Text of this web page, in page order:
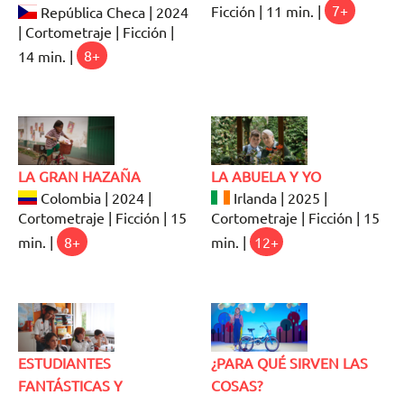
República Checa | 2024
| Cortometraje | Ficción |
14 min. |
8+
Ficción | 11 min. |
7+
LA GRAN HAZAÑA
Colombia | 2024 |
Cortometraje | Ficción | 15
min. |
8+
LA ABUELA Y YO
Irlanda | 2025 |
Cortometraje | Ficción | 15
min. | 12+
ESTUDIANTES
FANTÁSTICAS Y
¿PARA QUÉ SIRVEN LAS
COSAS?